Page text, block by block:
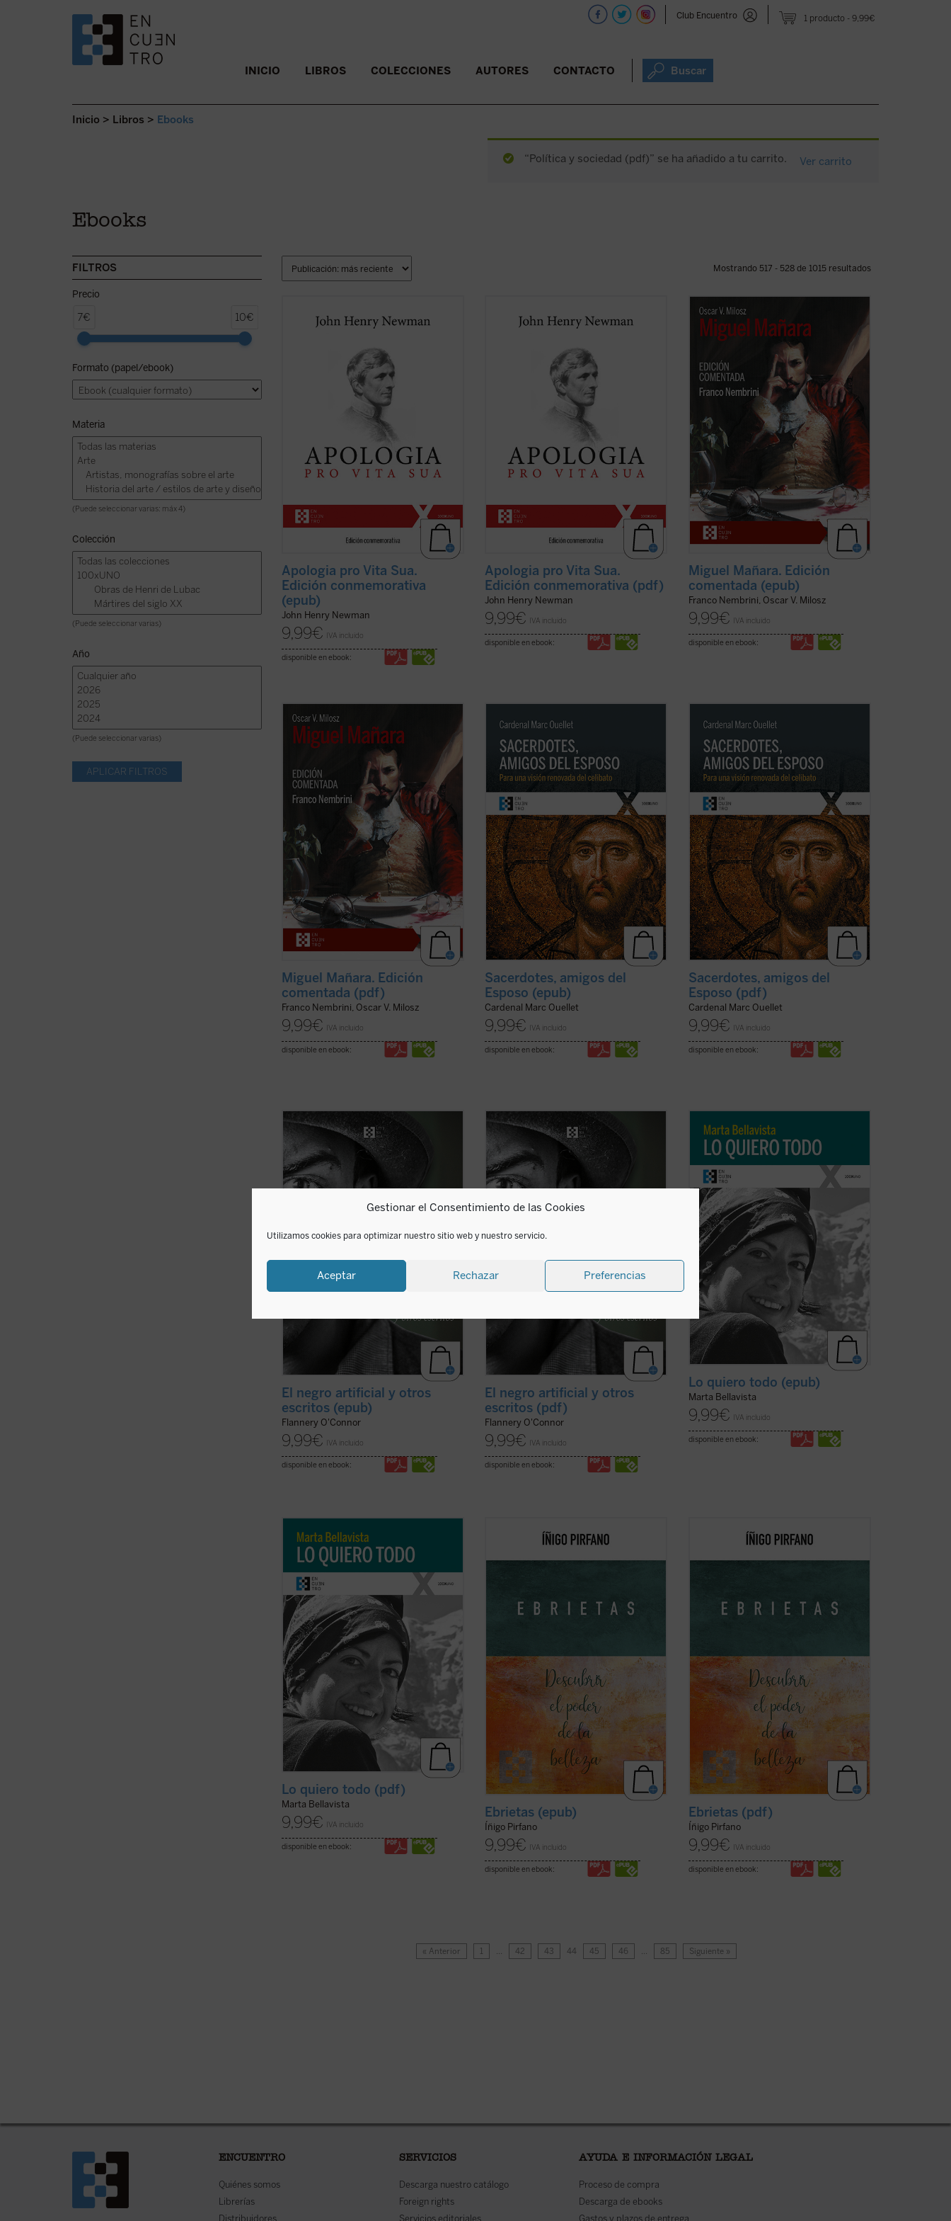
Gestionar el Consentimiento de las Cookies
Utilizamos cookies para optimizar nuestro sitio web y nuestro servicio.
Aceptar Rechazar Preferencias
1 producto 9,99€
Club Encuentro
SALTAR AL CONTENIDO. INICIO LIBROS COLECCIONES AUTORES CONTACTO Buscar
Inicio > Libros > Ebooks
“Política y sociedad (pdf)” se ha añadido a tu carrito. Ver carrito
Ebooks
FILTROS
Precio
7€ 10€
Formato (papel/ebook)
Materia
(Puede seleccionar varias: máx 4)
Colección
(Puede seleccionar varias)
Año
(Puede seleccionar varias)
Mostrando 517 - 528 de 1015 resultados
Considerada una obra cumbre de la
literatura autobiográfica universal,
oportunidad de defenderse frente a la
incomprensión y el rechazo que había
causado en Inglaterra su conversión al
catolicismo. La presente ...
Apologia pro Vita Sua.
Edición conmemorativa
(epub)
John Henry Newman
9,99€ IVA incluido
disponible en ebook:
Considerada una obra cumbre de la
literatura autobiográfica universal,
oportunidad de defenderse frente a la
incomprensión y el rechazo que había
causado en Inglaterra su conversión al
catolicismo. La presente ...
Apologia pro Vita Sua.
Edición conmemorativa (pdf)
John Henry Newman
9,99€ IVA incluido
disponible en ebook:
Nembrini, quien bien puede ser a Dante
lo que Harold Bloom a Shakespeare, nos
introduce en el
Miguel Mañara
de Milosz
--obra basada en el personaje histórico
que inspiró el mito de don Juan-- de
forma apasionada, mostrando cómo en
los ...(ver ficha)
Miguel Mañara. Edición
comentada (epub)
Franco Nembrini, Oscar V. Milosz
9,99€ IVA incluido
disponible en ebook:
Nembrini, quien bien puede ser a Dante
lo que Harold Bloom a Shakespeare, nos
introduce en el
Miguel Mañara
de Milosz
--obra basada en el personaje histórico
que inspiró el mito de don Juan-- de
forma apasionada, mostrando cómo en
los ...(ver ficha)
Miguel Mañara. Edición
comentada (pdf)
Franco Nembrini, Oscar V. Milosz
9,99€ IVA incluido
disponible en ebook:
El Prefecto de la Congregación para los
sacerdotal en unos tiempos en los que
«los escándalos, las humillaciones y el
desgaste han sumido al clero en un
desconcierto, ...
Sacerdotes, amigos del
Esposo (epub)
Cardenal Marc Ouellet
9,99€ IVA incluido
disponible en ebook:
El Prefecto de la Congregación para los
sacerdotal en unos tiempos en los que
«los escándalos, las humillaciones y el
desgaste han sumido al clero en un
desconcierto, ...
Sacerdotes, amigos del
Esposo (pdf)
Cardenal Marc Ouellet
9,99€ IVA incluido
disponible en ebook:
La presente antología recoge ocho
cuentos representativos y algunos
ensayos breves escritos por Flannery
O'Connor en «Andalusia», la finca
familiar en la que vivió sus últimos años
degenerativa. Son historias ...(ver ficha)
El negro artificial y otros
escritos (epub)
Flannery O'Connor
9,99€ IVA incluido
disponible en ebook:
La presente antología recoge ocho
cuentos representativos y algunos
ensayos breves escritos por Flannery
O'Connor en «Andalusia», la finca
familiar en la que vivió sus últimos años
degenerativa. Son historias ...
El negro artificial y otros
escritos (pdf)
Flannery O'Connor
9,99€ IVA incluido
disponible en ebook:
La vida de Marta, una larga carrera de
apenas veintisiete años, se tornará
dramática y lúcida con la reaparición del
mal que la llevaría a la muerte dos años
después. Marta afrontará esta
circunstancia como ocasión para vivir
«una ...(ver ficha)
Lo quiero todo (epub)
Marta Bellavista
9,99€ IVA incluido
disponible en ebook:
La vida de Marta, una larga carrera de
apenas veintisiete años, se tornará
dramática y lúcida con la reaparición del
mal que la llevaría a la muerte dos años
después. Marta afrontará esta
circunstancia como ocasión para vivir
«una ...(ver ficha)
Lo quiero todo (pdf)
Marta Bellavista
9,99€ IVA incluido
disponible en ebook:
, el director de orquesta y
la iniciativaA kiss for all the world,
del arte de todos los tiempos, ...
(ver
Ebrietas (epub)
Íñigo Pirfano
9,99€ IVA incluido
disponible en ebook:
, el director de orquesta y
la iniciativaA kiss for all the world,
del arte de todos los tiempos, ...
(ver
Ebrietas (pdf)
Íñigo Pirfano
9,99€ IVA incluido
disponible en ebook:
« Anterior 1 … 42 43 44 45 46 … 85 Siguiente »
ENCUENTRO
Quiénes somos
Librerías
Distribuidores
SERVICIOS
Descarga nuestro catálogo
Foreign rights
Servicios editoriales
AYUDA E INFORMACIÓN LEGAL
Proceso de compra
Descarga de ebooks
Gastos y plazos de entrega